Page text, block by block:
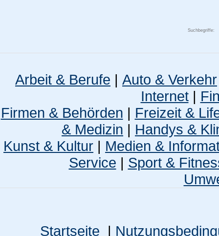
Suchbegriffe:
Arbeit & Berufe | Auto & Verkehr
Internet|
Firmen & Behörden | Freizeit &
& Medizin | Handys &
Kunst & Kultur | Medien &
Service | Sport &
Startseite |